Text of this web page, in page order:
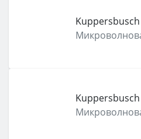
Kuppersbusch
Kuppersbusch